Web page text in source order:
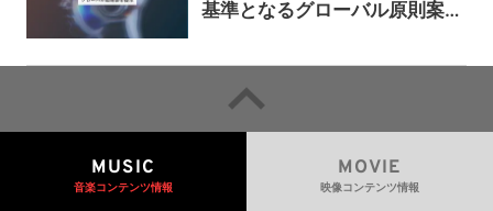
基準となるグローバル原則案を
るための統一的な枠組みを提案
MUSIC
音楽コンテンツ情報
MOVIE
映像コンテンツ情報